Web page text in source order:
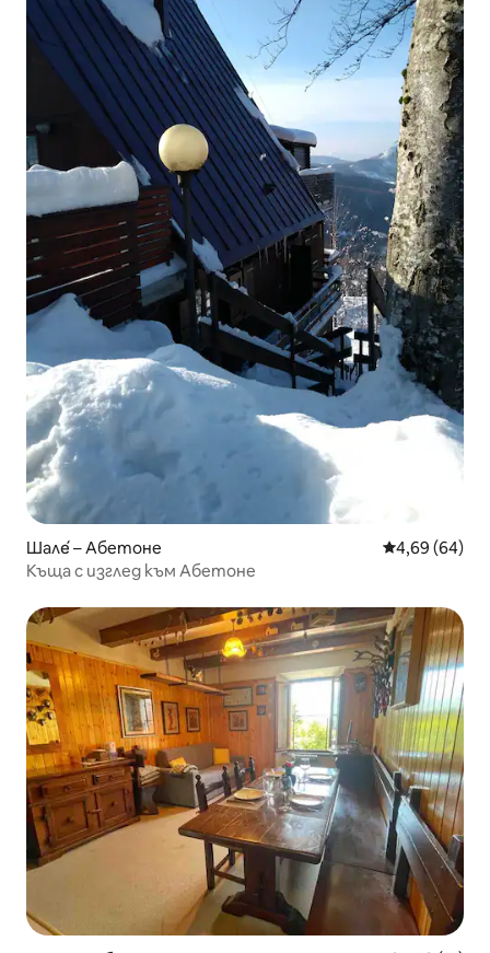
Шале́ – Абетоне Средна
4,69 (64)
Къща с изглед към Абетоне